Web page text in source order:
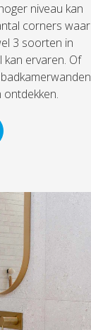
niveau kan
corners waar
3 soorten in
ervaren. Of